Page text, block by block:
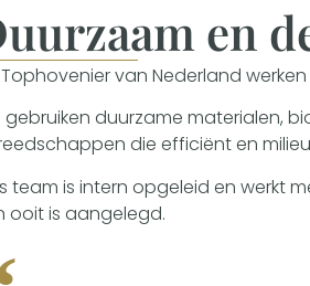
en
Tophovenier van Nederland
gebruiken duurzame materialen,
die efficiënt en
team is intern opgeleid en werkt
ooit is aangelegd.